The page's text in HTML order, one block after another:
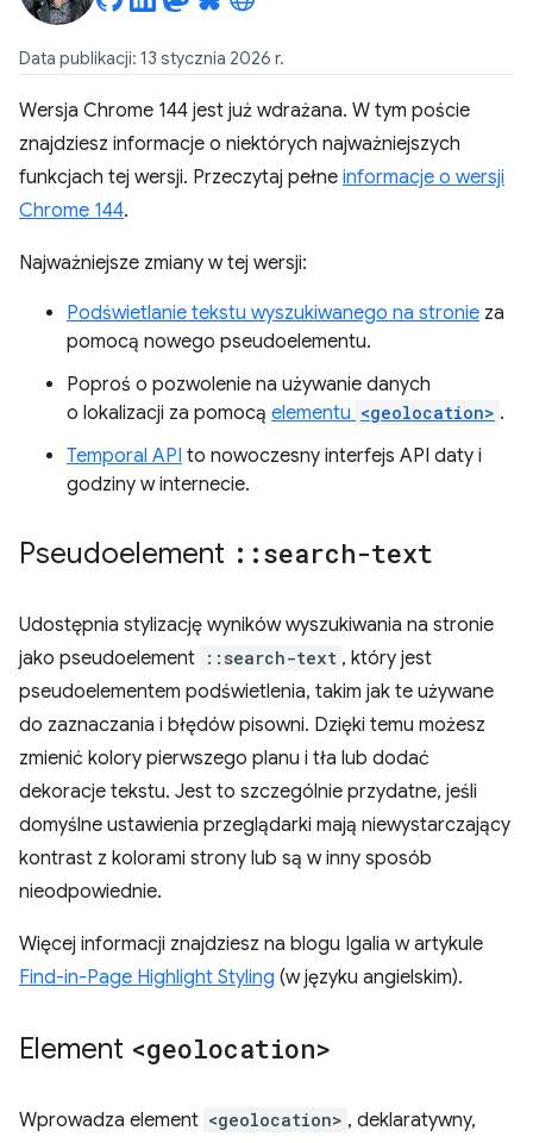
Data publikacji: 13 stycznia 2026 r.
Wersja Chrome 144 jest już wdrażana. W tym poście
znajdziesz informacje o niektórych najważniejszych
funkcjach tej wersji. Przeczytaj pełne informacje o wersji
Chrome 144.
Najważniejsze zmiany w tej wersji:
Podświetlanie tekstu wyszukiwanego na stronie za
pomocą nowego pseudoelementu.
Poproś o pozwolenie na używanie danych
o lokalizacji za pomocą elementu <geolocation> .
Temporal API to nowoczesny interfejs API daty i
godziny w internecie.
Pseudoelement ::search-text
Udostępnia stylizację wyników wyszukiwania na stronie
jako pseudoelement ::search-text , który jest
pseudoelementem podświetlenia, takim jak te używane
do zaznaczania i błędów pisowni. Dzięki temu możesz
zmienić kolory pierwszego planu i tła lub dodać
dekoracje tekstu. Jest to szczególnie przydatne, jeśli
domyślne ustawienia przeglądarki mają niewystarczający
kontrast z kolorami strony lub są w inny sposób
nieodpowiednie.
Więcej informacji znajdziesz na blogu Igalia w artykule
Find-in-Page Highlight Styling (w języku angielskim).
Element <geolocation>
Wprowadza element <geolocation> , deklaratywny,